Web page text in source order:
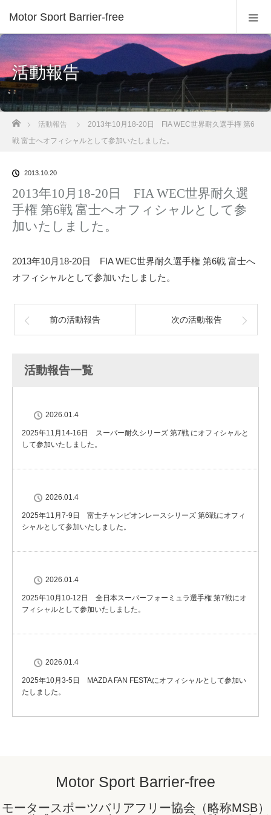
Motor Sport Barrier-free
活動報告
ホーム
活動報告
2013年10月18-20日 FIA WEC世界耐久選手権 第6
戦 富士へオフィシャルとして参加いたしました。
2013.10.20
2013年10月18-20日 FIA WEC世界耐久選
手権 第6戦 富士へオフィシャルとして参
加いたしました。
2013年10月18-20日 FIA WEC世界耐久選手権 第6戦 富士へ
オフィシャルとして参加いたしました。
前の活動報告 次の活動報告
活動報告一覧
2026.01.4
2025年11月14-16日 スーパー耐久シリーズ 第7戦 にオフィシャルと
して参加いたしました。
2026.01.4
2025年11月7-9日 富士チャンピオンレースシリーズ 第6戦にオフィ
シャルとして参加いたしました。
2026.01.4
2025年10月10-12日 全日本スーパーフォーミュラ選手権 第7戦にオ
フィシャルとして参加いたしました。
2026.01.4
2025年10月3-5日 MAZDA FAN FESTAにオフィシャルとして参加い
たしました。
Motor Sport Barrier-free
モータースポーツバリアフリー協会（略称MSB）